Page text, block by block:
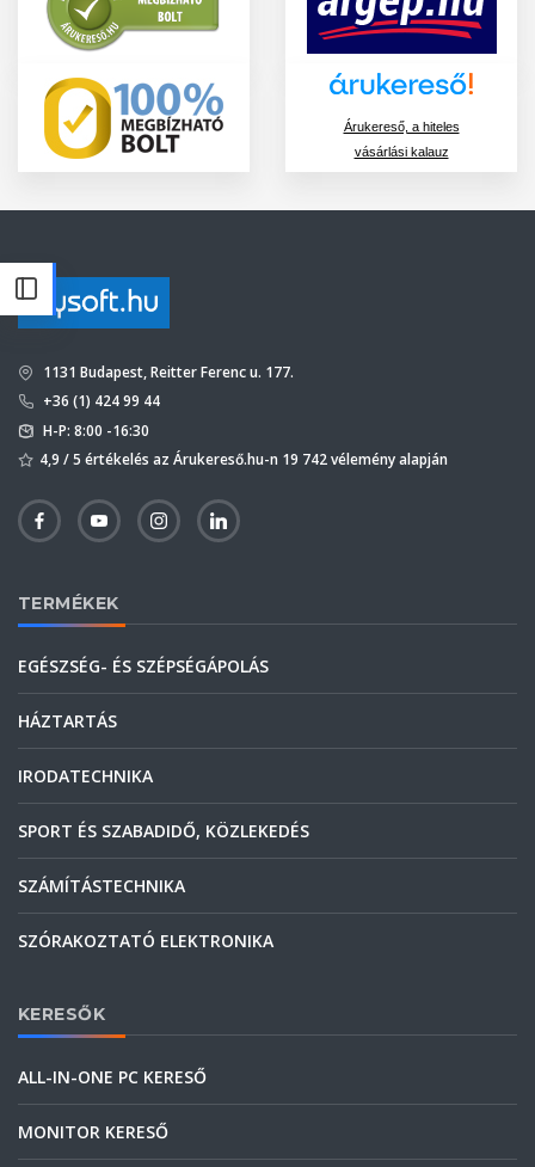
Árukereső, a hiteles
vásárlási kalauz
1131 Budapest, Reitter Ferenc u. 177.
+36 (1) 424 99 44
H-P: 8:00 -16:30
4,9 / 5 értékelés az Árukereső.hu-n 19 742 vélemény alapján
TERMÉKEK
EGÉSZSÉG- ÉS SZÉPSÉGÁPOLÁS
HÁZTARTÁS
IRODATECHNIKA
SPORT ÉS SZABADIDŐ, KÖZLEKEDÉS
SZÁMÍTÁSTECHNIKA
SZÓRAKOZTATÓ ELEKTRONIKA
KERESŐK
ALL-IN-ONE PC KERESŐ
MONITOR KERESŐ